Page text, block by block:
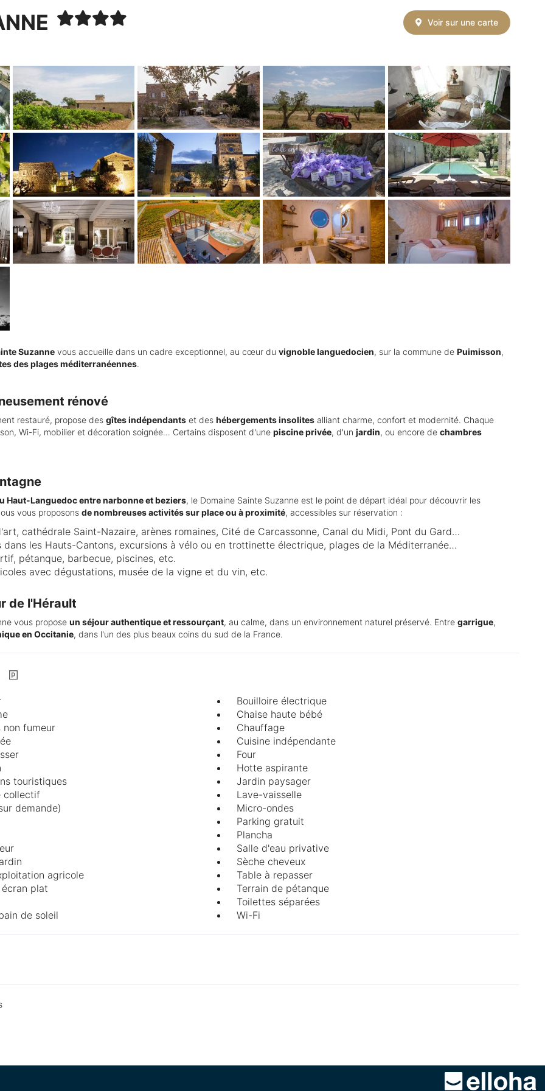
Voir sur une carte
Suzanne vous accueille dans un cadre exceptionnel, au cœur du vignoble languedocien, sur la commune de Puimisson,
des plages méditerranéennes.
rénové
restauré, propose des gîtes indépendants et des hébergements insolites alliant charme, confort et modernité. Chaque
Wi-Fi, mobilier et décoration soignée… Certains disposent d'une piscine privée, d'un jardin, ou encore de chambres
Haut-Languedoc entre narbonne et beziers, le Domaine Sainte Suzanne est le point de départ idéal pour découvrir les
vous proposons de nombreuses activités sur place ou à proximité, accessibles sur réservation :
cathédrale Saint-Nazaire, arènes romaines, Cité de Carcassonne, Canal du Midi, Pont du Gard…
les Hauts-Cantons, excursions à vélo ou en trottinette électrique, plages de la Méditerranée…
pétanque, barbecue, piscines, etc.
avec dégustations, musée de la vigne et du vin, etc.
de l'Hérault
vous propose un séjour authentique et ressourçant, au calme, dans un environnement naturel préservé. Entre garrigue,
en Occitanie, dans l'un des plus beaux coins du sud de la France.
Bouilloire électrique
Chaise haute bébé
non fumeur
Chauffage
Cuisine indépendante
Four
Hotte aspirante
touristiques
Jardin paysager
collectif
Lave-vaisselle
demande)
Micro-ondes
Parking gratuit
Plancha
Salle d'eau privative
Sèche cheveux
agricole
Table à repasser
plat
Terrain de pétanque
Toilettes séparées
de soleil
Wi-Fi